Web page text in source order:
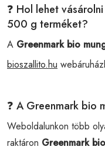
❓ Hol lehet
500 g terméket?
A Greenmark bio
bioszallito.hu
❓ A Greenmark
Weboldalunkon több
raktáron Greenmark